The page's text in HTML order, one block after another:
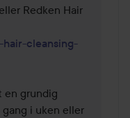
Redken Hair
cleansing-
en grundig
gang i uken eller